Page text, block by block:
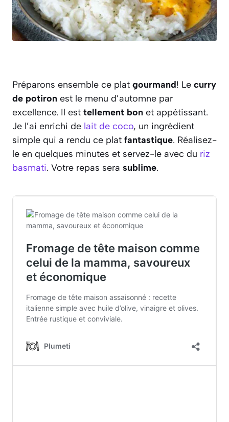
Préparons ensemble ce plat gourmand! Le curry
de potiron est le menu d’automne par
excellence. Il est tellement bon et appétissant.
Je l’ai enrichi de lait de coco, un ingrédient
simple qui a rendu ce plat fantastique. Réalisez-
le en quelques minutes et servez-le avec du riz
basmati. Votre repas sera sublime.